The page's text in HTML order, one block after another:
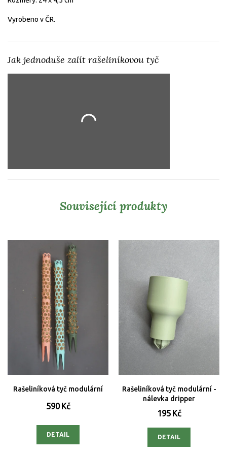
Související produkty
Rašeliníková tyč modulární
590 Kč
DETAIL
Rašeliníková tyč modulární -
nálevka dripper
195 Kč
DETAIL
Vyrobeno v ČR.
Jak jednoduše zalít rašeliníkovou tyč